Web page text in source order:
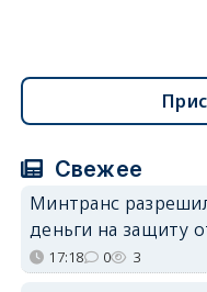
Свежее
Минтранс
деньги на защиту
17:18 0 3